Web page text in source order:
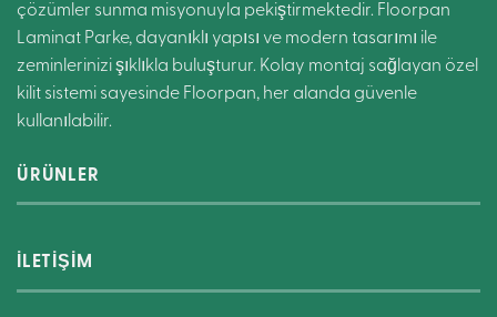
çözümler sunma misyonuyla pekiştirmektedir. Floorpan
Laminat Parke, dayanıklı yapısı ve modern tasarımı ile
zeminlerinizi şıklıkla buluşturur. Kolay montaj sağlayan özel
kilit sistemi sayesinde Floorpan, her alanda güvenle
kullanılabilir.
ÜRÜNLER
İLETİŞİM